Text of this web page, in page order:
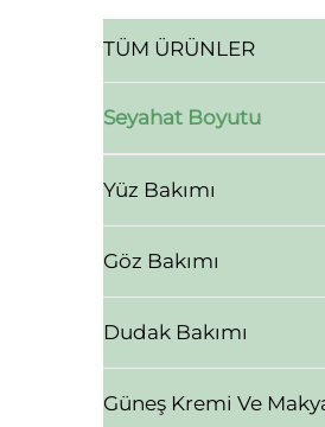
TÜM ÜRÜNLER
Seyahat Boyutu
Yüz Bakımı
Göz Bakımı
Dudak Bakımı
Güneş Kremi Ve